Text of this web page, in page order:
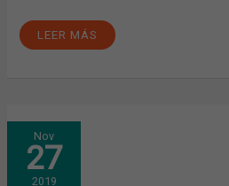
LEER MÁS
Nov
27
2019
SE
PRESENTAN
LOS
RESULTADOS
FINALES